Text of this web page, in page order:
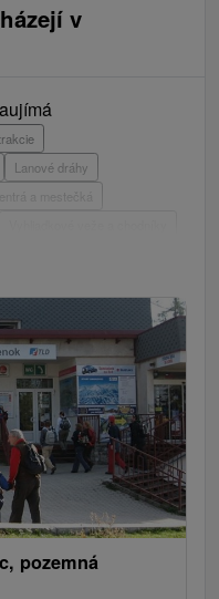
v
Lanové dráhy
a mestečká
Pamätníky
Jazda na koni
chaty
Divadlá
stavby
dráhy
Cyklotrasy
pozemná